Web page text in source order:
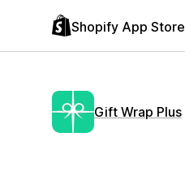
Shopify App Store
Gift Wrap Plus